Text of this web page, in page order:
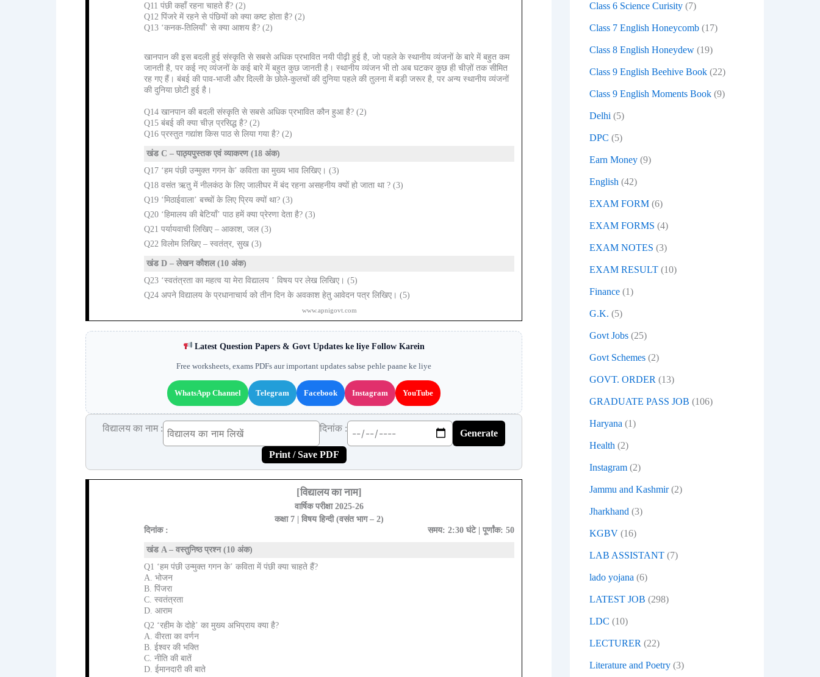
Q11 पंछी कहाँ रहना चाहते हैं? (2)
Q12 पिंजरे में रहने से पंछियों को क्या कष्ट होता है? (2)
Q13 ‘कनक-तिलियाँ’ से क्या आशय है? (2)
खानपान की इस बदली हुई संस्कृति से सबसे अधिक प्रभावित नयी पीढ़ी हुई है, जो पहले के स्थानीय व्यंजनों के बारे में बहुत कम
जानती है, पर कई नए व्यंजनों के कई बारे में बहुत कुछ जानती है। स्थानीय व्यंजन भी तो अब घटकर कुछ ही चीज़ों तक सीमित
रह गए हैं। बंबई की पाव-भाजी और दिल्ली के छोले-कुलचों की दुनिया पहले की तुलना में बड़ी जरूर है, पर अन्य स्थानीय व्यंजनों
की दुनिया छोटी हुई है।
Q14 खानपान की बदली संस्कृति से सबसे अधिक प्रभावित कौन हुआ है? (2)
Q15 बंबई की क्या चीज़ प्रसिद्ध है? (2)
Q16 प्रस्तुत गद्यांश किस पाठ से लिया गया है? (2)
खंड C – पाठ्यपुस्तक एवं व्याकरण (18 अंक)
Q17 ‘हम पंछी उन्मुक्त गगन के’ कविता का मुख्य भाव लिखिए। (3)
Q18 वसंत ऋतु में नीलकंठ के लिए जालीघर में बंद रहना असहनीय क्यों हो जाता था ? (3)
Q19 ‘मिठाईवाला’ बच्चों के लिए प्रिय क्यों था? (3)
Q20 ‘हिमालय की बेटियाँ’ पाठ हमें क्या प्रेरणा देता है? (3)
Q21 पर्यायवाची लिखिए – आकाश, जल (3)
Q22 विलोम लिखिए – स्वतंत्र, सुख (3)
खंड D – लेखन कौशल (10 अंक)
Q23 ‘स्वतंत्रता का महत्व या मेरा विद्यालय ’ विषय पर लेख लिखिए। (5)
Q24 अपने विद्यालय के प्रधानाचार्य को तीन दिन के अवकाश हेतु आवेदन पत्र लिखिए। (5)
www.apnigovt.com
Latest Question Papers & Govt Updates ke liye Follow Karein
Free worksheets, exams PDFs aur important updates sabse pehle paane ke liye
WhatsApp Channel Telegram Facebook Instagram YouTube
विद्यालय का नाम : दिनांक : Generate
Print / Save PDF
[विद्यालय का नाम]
वार्षिक परीक्षा 2025-26
कक्षा 7 | विषय हिन्दी (वसंत भाग – 2)
दिनांक :
समय: 2:30 घंटे | पूर्णांक: 50
खंड A – वस्तुनिष्ठ प्रश्न (10 अंक)
Q1 ‘हम पंछी उन्मुक्त गगन के’ कविता में पंछी क्या चाहते हैं?
A. भोजन
B. पिंजरा
C. स्वतंत्रता
D. आराम
Q2 ‘रहीम के दोहे’ का मुख्य अभिप्राय क्या है?
A. वीरता का वर्णन
B. ईश्वर की भक्ति
C. नीति की बातें
D. ईमानदारी की बाते
Class 6 Science Curisity (7)
Class 7 English Honeycomb (17)
Class 8 English Honeydew (19)
Class 9 English Beehive Book (22)
Class 9 English Moments Book (9)
Delhi (5)
DPC (5)
Earn Money (9)
English (42)
EXAM FORM (6)
EXAM FORMS (4)
EXAM NOTES (3)
EXAM RESULT (10)
Finance (1)
G.K. (5)
Govt Jobs (25)
Govt Schemes (2)
GOVT. ORDER (13)
GRADUATE PASS JOB (106)
Haryana (1)
Health (2)
Instagram (2)
Jammu and Kashmir(2)
Jharkhand (3)
KGBV (16)
LAB ASSISTANT (7)
lado yojana (6)
LATEST JOB (298)
LDC (10)
LECTURER (22)
Literature and Poetry (3)